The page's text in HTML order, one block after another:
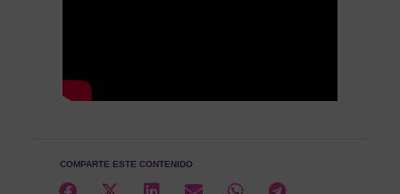
COMPARTE ESTE CONTENIDO